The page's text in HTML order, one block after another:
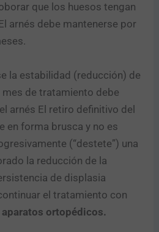
que los huesos tengan
arnés debe mantenerse por
la estabilidad (reducción) de
de tratamiento debe
arnés El retiro definitivo del
en forma brusca y no es
(“destete”) una
la reducción de la
de displasia
el tratamiento con
ortopédicos.